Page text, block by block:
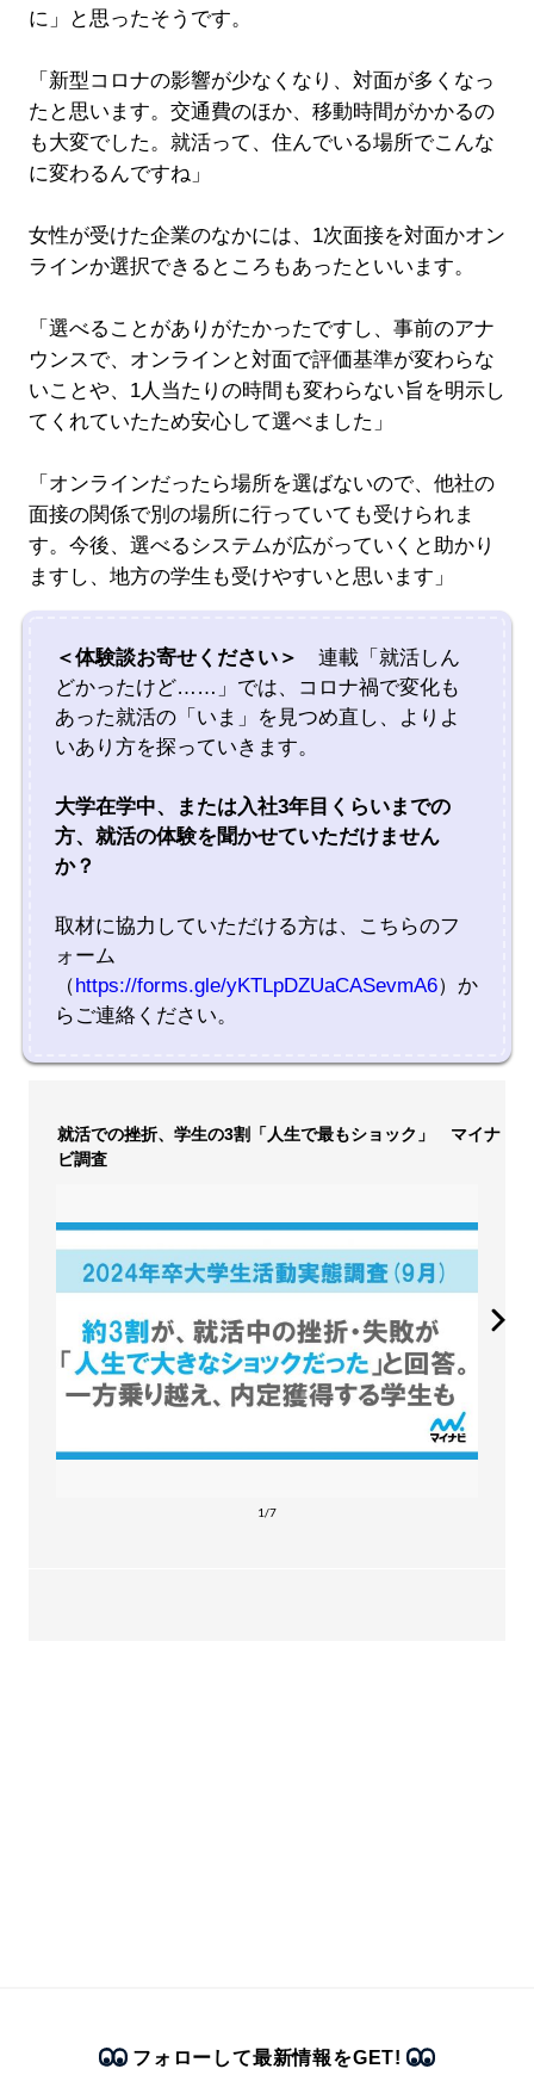
に」と思ったそうです。
「新型コロナの影響が少なくなり、対面が多くなっ
たと思います。交通費のほか、移動時間がかかるの
も大変でした。就活って、住んでいる場所でこんな
に変わるんですね」
女性が受けた企業のなかには、1次面接を対面かオン
ラインか選択できるところもあったといいます。
「選べることがありがたかったですし、事前のアナ
ウンスで、オンラインと対面で評価基準が変わらな
いことや、1人当たりの時間も変わらない旨を明示し
てくれていたため安心して選べました」
「オンラインだったら場所を選ばないので、他社の
面接の関係で別の場所に行っていても受けられま
す。今後、選べるシステムが広がっていくと助かり
ますし、地方の学生も受けやすいと思います」
＜体験談お寄せください＞
連載「就活しん
どかったけど……」では、コロナ禍で変化も
あった就活の「いま」を見つめ直し、よりよ
いあり方を探っていきます。
大学在学中、または入社3年目くらいまでの
方、就活の体験を聞かせていただけません
か？
取材に協力していただける方は、こちらのフ
ォーム
（https://forms.gle/yKTLpDZUaCASevmA6）か
らご連絡ください。
就活での挫折、学生の3割「人生で最もショック」 マイナ
ビ調査
1/7
フォローして最新情報をGET!